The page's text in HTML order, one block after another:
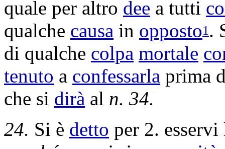
quale per altro dee a tutti
qualche causa in opposto1 .
di qualche colpa mortale
tenuto a confessarla prima
che si dirà al n. 34.
24. Si è detto per 2. esservi